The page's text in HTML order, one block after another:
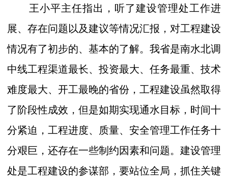
王小平主任指出，听了建设管理处工作进
展、存在问题以及建议等情况汇报，对工程建设
情况有了初步的、基本的了解。我省是南水北调
中线工程渠道最长、投资最大、任务最重、技术
难度最大、开工最晚的省份，工程建设虽然取得
了阶段性成效，但是如期实现通水目标，时间十
分紧迫，工程进度、质量、安全管理工作任务十
分艰巨，还存在一些制约因素和问题。建设管理
处是工程建设的参谋部，要站位全局，抓住关键